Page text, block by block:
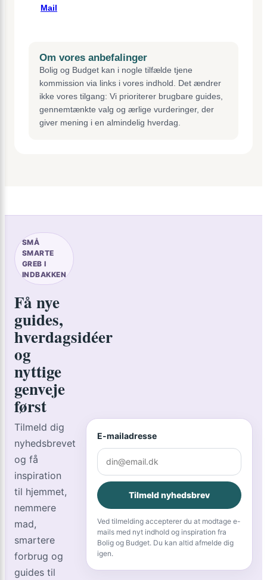
Mail
Om vores anbefalinger
Bolig og Budget kan i nogle tilfælde tjene
kommission via links i vores indhold. Det ændrer
ikke vores tilgang: Vi prioriterer brugbare guides,
gennemtænkte valg og ærlige vurderinger, der
giver mening i en almindelig hverdag.
SMÅ
SMARTE
GREB I
INDBAKKEN
Få nye
guides,
hverdagsidéer
og
nyttige
genveje
først
Tilmeld dig
nyhedsbrevet
og få
inspiration
til hjemmet,
nemmere
mad,
smartere
forbrug og
guides til
E-mailadresse
Tilmeld nyhedsbrev
Ved tilmelding accepterer du at modtage e-
mails med nyt indhold og inspiration fra
Bolig og Budget. Du kan altid afmelde dig
igen.